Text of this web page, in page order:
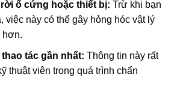
ổ cứng hoặc thiết bị: Trừ khi bạn
việc này có thể gây hỏng hóc vật lý
hơn.
tác gần nhất: Thông tin này rất
thuật viên trong quá trình chẩn